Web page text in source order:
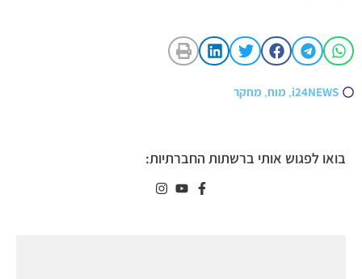
i24NEWS
, מוח, מחקר
בואו לפגוש אותי ברשתות החברתיות: